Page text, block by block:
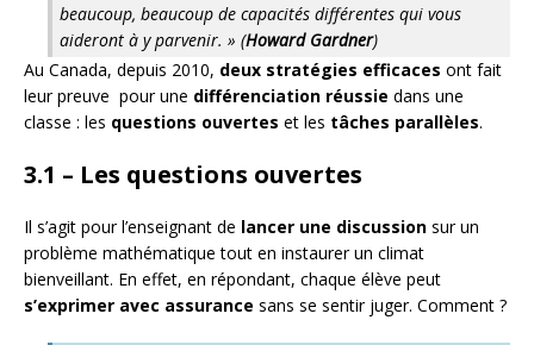
beaucoup, beaucoup de capacités différentes qui vous
aideront à y parvenir. » (Howard Gardner)
Au Canada, depuis 2010, deux stratégies efficaces ont fait
leur preuve pour une différenciation réussie dans une
classe : les questions ouvertes et les tâches parallèles.
3.1 – Les questions ouvertes
Il s’agit pour l’enseignant de lancer une discussion sur un
problème mathématique tout en instaurer un climat
bienveillant. En effet, en répondant, chaque élève peut
s’exprimer avec assurance sans se sentir juger. Comment ?